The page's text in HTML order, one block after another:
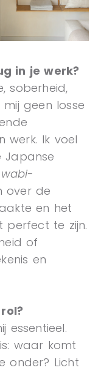
in je werk?
soberheid,
geen losse
werk. Ik voel
Japanse
wabi-
over de
en het
perfect te zijn.
of
en
essentieel.
waar komt
onder? Licht